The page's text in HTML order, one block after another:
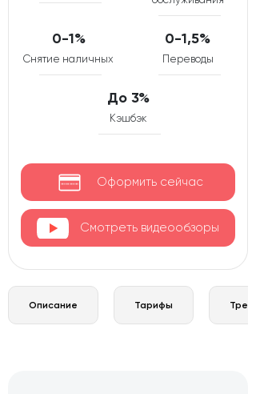
0-1%
Снятие наличных
0-1,5%
Переводы
До 3%
Кэшбэк
Оформить сейчас
Смотреть видеообзоры
Описание Тарифы